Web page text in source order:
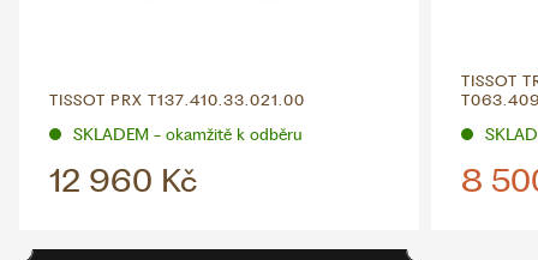
TISSOT PRX T137.410.33.021.00
SKLADEM - okamžitě k odběru
12 960 Kč
TISSOT
8